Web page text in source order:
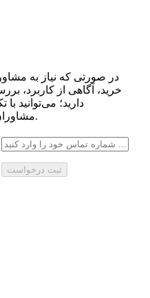
در صورتی که نیاز به
خرید، آگاهی از کاربرد،
دارید؛ می‌توانید
مشاوران مرکزآهن ارتباط برقرار کنید.
ثبت درخواست